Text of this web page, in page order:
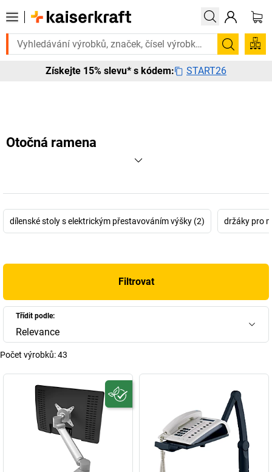
urgentně? Vybrané bestsellery doručíme do 72 hodin. Prohlédněte
Hledání
Získejte 15% slevu* s kódem: START26
Otočná ramena
dílenské stoly s elektrickým přestavováním výšky (2) držáky pro
Filtrovat
Třídit podle:
Relevance
Počet výrobků:43